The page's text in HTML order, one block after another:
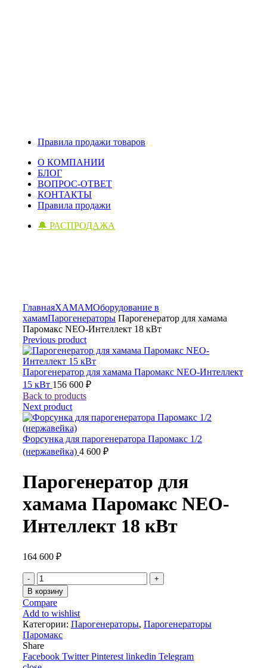
Правила продажи товаров
О КОМПАНИИ
БЛОГ
ВОПРОС-ОТВЕТ
КОНТАКТЫ
Правила продажи
🔔 РАСПРОДАЖА
ГлавнаяХАМАМОборудование в
хамамПарогенераторы Парогенератор для хамама
Паромакс NEO-Интеллект 18 кВт
Previous product
Парогенератор для хамама Паромакс NEO-Интеллект
15 кВт 156 600 ₽
Back to products
Next product
Форсунка для парогенератора Паромакс 1/2
(нержавейка) 4 600 ₽
Парогенератор для
хамама Паромакс NEO-
Интеллект 18 кВт
164 600 ₽
Количество
товара
Парогенератор
для
хамама
Паромакс
NEO-
Интеллект
18
В корзину
Compare
Add to wishlist
Категории: Парогенераторы, Парогенераторы
Паромакс
Share
Facebook Twitter Pinterest linkedin Telegram